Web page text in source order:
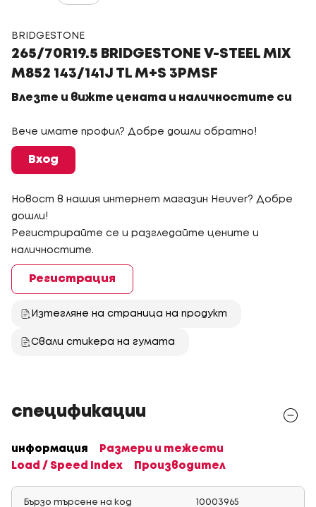
BRIDGESTONE
265/70R19.5 BRIDGESTONE V-STEEL MIX
M852 143/141J TL M+S 3PMSF
Влезте и вижте цената и наличностите си
Вече имате профил? Добре дошли обратно!
Вход
Новост в нашия интернет магазин Heuver? Добре
дошли!
Регистрирайте се и разгледайте цените и
наличностите.
Регистрация
Изтегляне на страница на продукт
Свали стикера на гумата
спецификации
информация
Размери и тежести
Load / Speed Index
Производител
Бързо търсене на код 10003965